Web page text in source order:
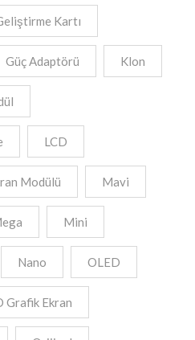
Kartı
Güç Adaptörü Klon
LCD
Modülü Mavi
Mini
Nano OLED
Grafik Ekran